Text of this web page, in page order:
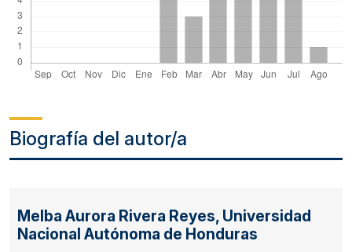
Biografía del autor/a
Melba Aurora Rivera Reyes, Universidad
Nacional Autónoma de Honduras